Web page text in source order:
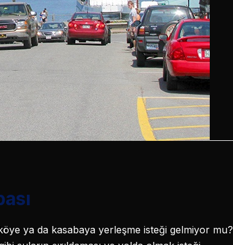
ya da kasabaya yerleşme isteği gelmiyor mu?